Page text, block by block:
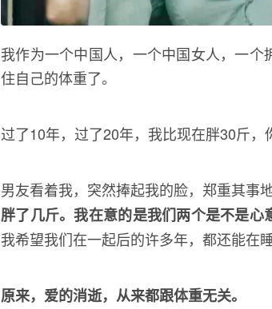
我作为一个中国人，一个中国女人，一
住自己的体重了。
过了10年，过了20年，我比现在胖30斤，
男友看着我，突然捧起我的脸，郑重其事地
胖了几斤。我在意的是我们两个是不是心
我希望我们在一起后的许多年，都还能在
原来，爱的消逝，从来都跟体重无关。